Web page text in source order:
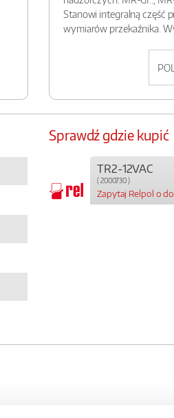
Stanowi integralną część
wymiarów przekaźnika.
Sprawdź gdzie kupić
TR2-12VAC
( 2000730 )
Zapytaj Relpol o